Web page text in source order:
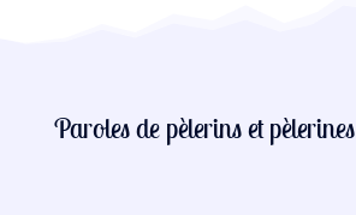
Paroles de pèlerins et pèlerines